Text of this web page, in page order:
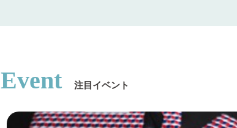
Event 注目イベント